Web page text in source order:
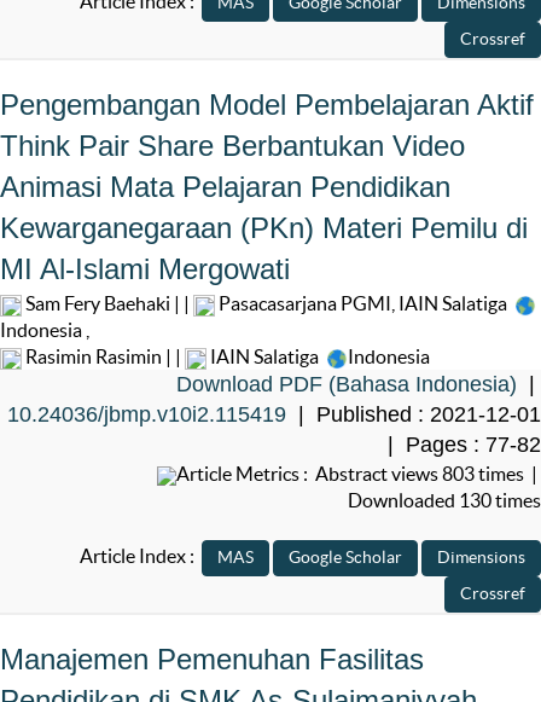
Pengembangan Model Pembelajaran Aktif
Think Pair Share Berbantukan Video
Animasi Mata Pelajaran Pendidikan
Kewarganegaraan (PKn) Materi Pemilu di
MI Al-Islami Mergowati
Sam Fery Baehaki | |
Pasacasarjana PGMI, IAIN Salatiga
Indonesia
Rasimin Rasimin | |
IAIN Salatiga Indonesia
Download PDF (Bahasa Indonesia) |
10.24036/jbmp.v10i2.115419 | Published : 2021-12-01
| Pages : 77-82
Article Metrics : Abstract views 803 times |
Downloaded 130 times
Article Index :
Manajemen Pemenuhan Fasilitas